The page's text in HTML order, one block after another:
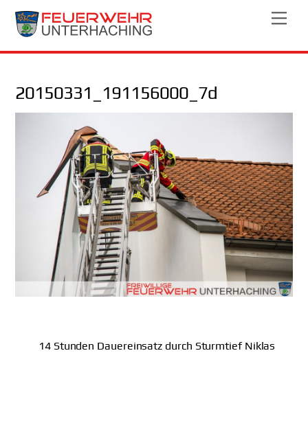
Skip
20150331_191156000_7d
14 Stunden Dauereinsatz durch Sturmtief Niklas